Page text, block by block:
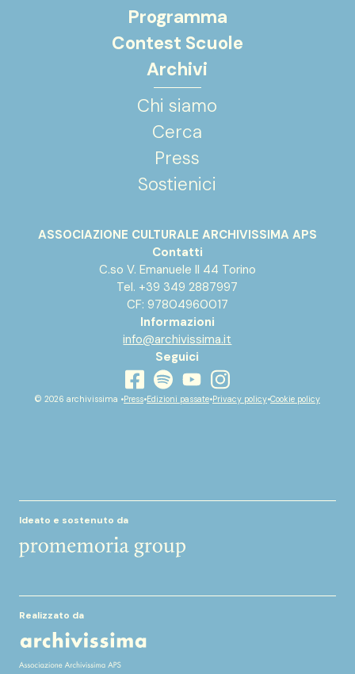
Programma
Contest Scuole
Archivi
Chi siamo
Cerca
Press
Sostienici
ASSOCIAZIONE CULTURALE ARCHIVISSIMA APS
Contatti
C.so V. Emanuele II 44 Torino
Tel. +39 349 2887997
CF: 97804960017
Informazioni
info@archivissima.it
Seguici
facebook
spotifyyoutubeinstagram
© 2026 archivissima •Press•Edizioni passate•Privacy policy•Cookie policy
Ideato e sostenuto da
Realizzato da